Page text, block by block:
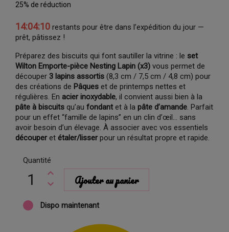
25% de réduction
14:04:10 restants pour être dans l’expédition du jour —
prêt, pâtissez !
Préparez des biscuits qui font sautiller la vitrine : le set
Wilton Emporte-pièce Nesting Lapin (x3) vous permet de
découper 3 lapins assortis (8,3 cm / 7,5 cm / 4,8 cm) pour
des créations de Pâques et de printemps nettes et
régulières. En acier inoxydable, il convient aussi bien à la
pâte à biscuits qu’au fondant et à la pâte d’amande. Parfait
pour un effet “famille de lapins” en un clin d’œil… sans
avoir besoin d’un élevage. À associer avec vos essentiels
découperet étaler/lisserpour un résultat propre et rapide.
Quantité
Ajouter au panier
Dispo maintenant